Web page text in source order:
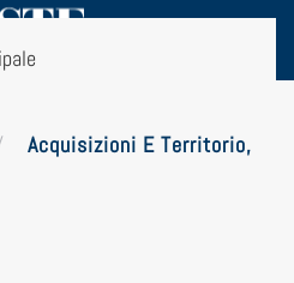
Acquisizioni E Territorio,